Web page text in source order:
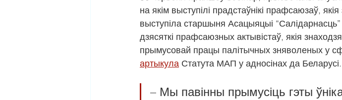
на якім выступілі прадстаўнікі прафсаюзаў,
выступіла старшыня Асацыяцыі
дзясяткі прафсаюзных актывістаў, якія
прымусовай працы палітычных зняволеных у
артыкула Статута МАП у адносінах да Беларусі.
– Мы павінны прымусіць гэты